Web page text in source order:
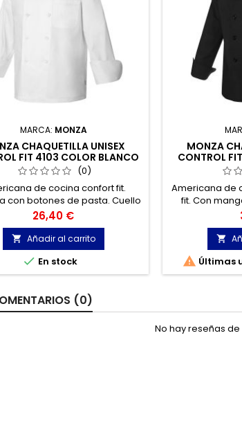
MARCA: MONZA
CHAQUETILLA UNISEX
FIT 4103 COLOR BLANCO
TALLA L (0)
de cocina confort fit.
con botones de pasta. Cuello
manga larga con puño vuelto.
Precio
26,40 €
 Añadir al carrito
 En stock
MONZA
CONTROL
Americana de
fit. Con
Doble
bolsillo de

 Últimas
(0)
No hay reseñas